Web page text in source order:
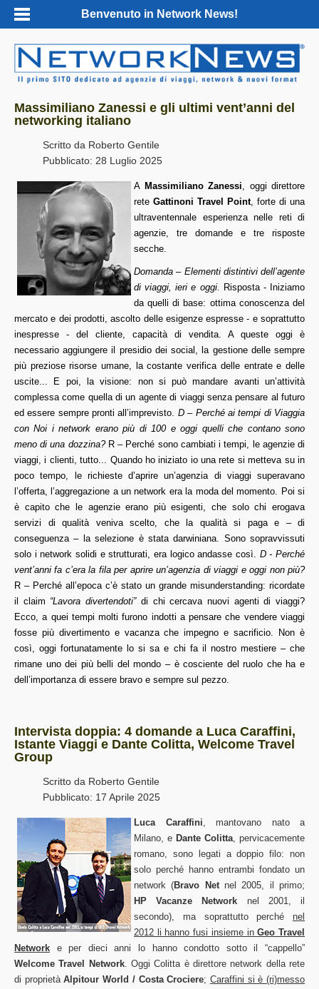
Benvenuto in Network News!
Massimiliano Zanessi e gli ultimi vent’anni del
networking italiano
Scritto da Roberto Gentile
Pubblicato: 28 Luglio 2025
A Massimiliano Zanessi, oggi direttore
rete Gattinoni Travel Point, forte di una
ultraventennale esperienza nelle reti di
agenzie, tre domande e tre risposte
secche.
Domanda – Elementi distintivi dell’agente
di viaggi, ieri e oggi. Risposta - Iniziamo
da quelli di base: ottima conoscenza del
mercato e dei prodotti, ascolto delle esigenze espresse - e soprattutto
inespresse - del cliente, capacità di vendita. A queste oggi è
necessario aggiungere il presidio dei social, la gestione delle sempre
più preziose risorse umane, la costante verifica delle entrate e delle
uscite... E poi, la visione: non si può mandare avanti un’attività
complessa come quella di un agente di viaggi senza pensare al futuro
ed essere sempre pronti all’imprevisto. D – Perché ai tempi di Viaggia
con Noi i network erano più di 100 e oggi quelli che contano sono
meno di una dozzina? R – Perché sono cambiati i tempi, le agenzie di
viaggi, i clienti, tutto... Quando ho iniziato io una rete si metteva su in
poco tempo, le richieste d’aprire un’agenzia di viaggi superavano
l’offerta, l’aggregazione a un network era la moda del momento. Poi si
è capito che le agenzie erano più esigenti, che solo chi erogava
servizi di qualità veniva scelto, che la qualità si paga e – di
conseguenza – la selezione è stata darwiniana. Sono sopravvissuti
solo i network solidi e strutturati, era logico andasse così. D - Perché
vent’anni fa c’era la fila per aprire un’agenzia di viaggi e oggi non più?
R – Perché all’epoca c’è stato un grande misunderstanding: ricordate
il claim “Lavora divertendoti”di chi cercava nuovi agenti di viaggi?
Ecco, a quei tempi molti furono indotti a pensare che vendere viaggi
fosse più divertimento e vacanza che impegno e sacrificio. Non è
così, oggi fortunatamente lo si sa e chi fa il nostro mestiere – che
rimane uno dei più belli del mondo – è cosciente del ruolo che ha e
dell’importanza di essere bravo e sempre sul pezzo.
Intervista doppia: 4 domande a Luca Caraffini,
Istante Viaggi e Dante Colitta, Welcome Travel
Group
Scritto da Roberto Gentile
Pubblicato: 17 Aprile 2025
Luca Caraffini, mantovano nato a
Milano, e Dante Colitta, pervicacemente
romano, sono legati a doppio filo: non
solo perché hanno entrambi fondato un
network (Bravo Netnel 2005, il primo;
HP Vacanze Network nel 2001, il
secondo), ma soprattutto perché nel
2012 li hanno fusi insieme inGeo Travel
Network e per dieci anni lo hanno condotto sotto il “cappello”
Welcome Travel Network. Oggi Colitta è direttore network della rete
di proprietàAlpitour World / Costa Crociere; Caraffini si è (ri)messo